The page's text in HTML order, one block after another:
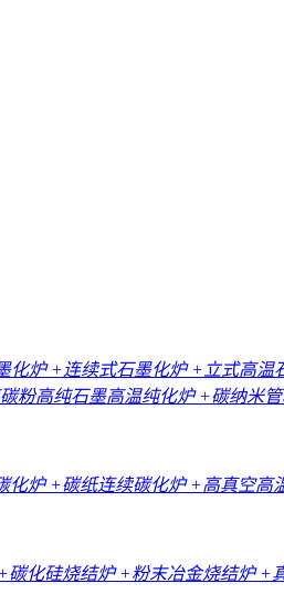
化炉+连续式石墨化炉+立式高温
粉高纯石墨高温纯化炉+碳纳米
化炉+碳纸连续碳化炉+高真空高
碳化硅烧结炉+粉末冶金烧结炉+